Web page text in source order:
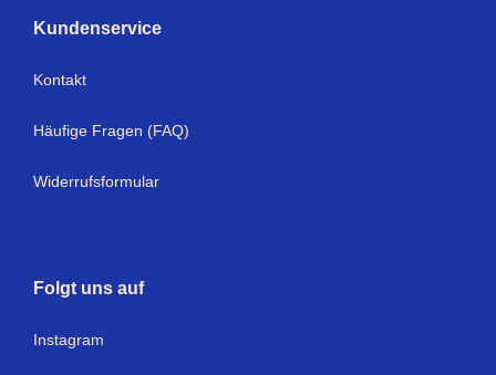
Kundenservice
Kontakt
Häufige Fragen (FAQ)
Widerrufsformular
Folgt uns auf
Instagram